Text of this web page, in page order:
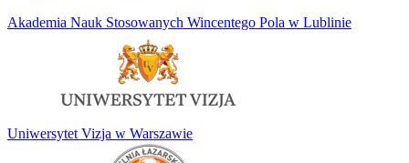
Akademia Nauk Stosowanych Wincentego Pola w Lublinie
Uniwersytet Vizja w Warszawie